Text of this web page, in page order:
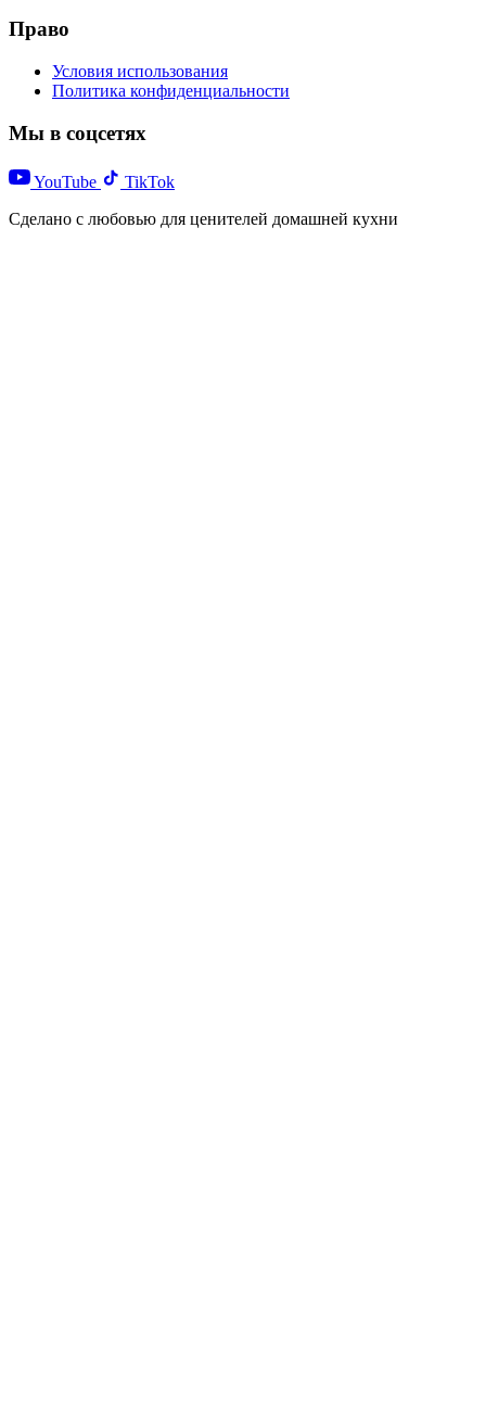
Право
Условия использования
Политика конфиденциальности
Мы в соцсетях
YouTube
TikTok
Сделано с любовью для ценителей домашней кухни